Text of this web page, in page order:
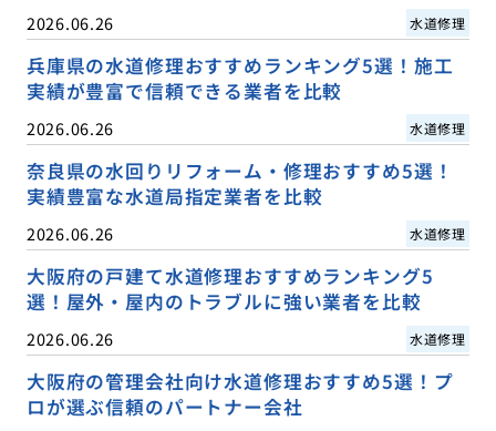
2026.06.26 水道修理
兵庫県の水道修理おすすめランキング5選！施工
実績が豊富で信頼できる業者を比較
2026.06.26 水道修理
奈良県の水回りリフォーム・修理おすすめ5選！
実績豊富な水道局指定業者を比較
2026.06.26 水道修理
大阪府の戸建て水道修理おすすめランキング5
選！屋外・屋内のトラブルに強い業者を比較
2026.06.26 水道修理
大阪府の管理会社向け水道修理おすすめ5選！プ
ロが選ぶ信頼のパートナー会社